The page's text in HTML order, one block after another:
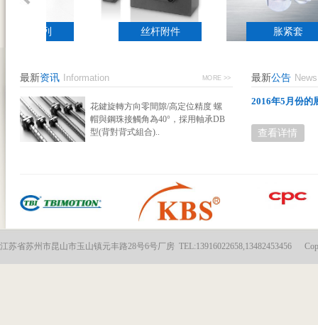
滚珠系列 丝杆附件 胀紧套
最新资讯 Information MORE >>
花鍵旋轉方向零間隙/高定位精度 螺
帽與鋼珠接觸角為40°，採用軸承DB
型(背對背式組合)..
最新公告 News
2016年5月份的
查看详情
江苏省苏州市昆山市玉山镇元丰路28号6号厂房 TEL:13916022658,13482453456